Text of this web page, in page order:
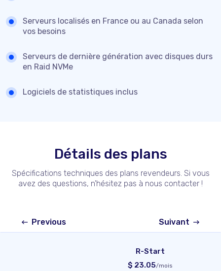
Serveurs localisés en France ou au Canada selon
vos besoins
Serveurs de dernière génération avec disques durs
en Raid NVMe
Logiciels de statistiques inclus
Détails des plans
Spécifications techniques des plans revendeurs. Si vous
avez des questions, n'hésitez pas à nous contacter !
Previous Suivant
R-Start
$ 23.05/mois